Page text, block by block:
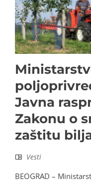
Javna
Zakonu o
zaštitu
Vesti
BEOGRAD –